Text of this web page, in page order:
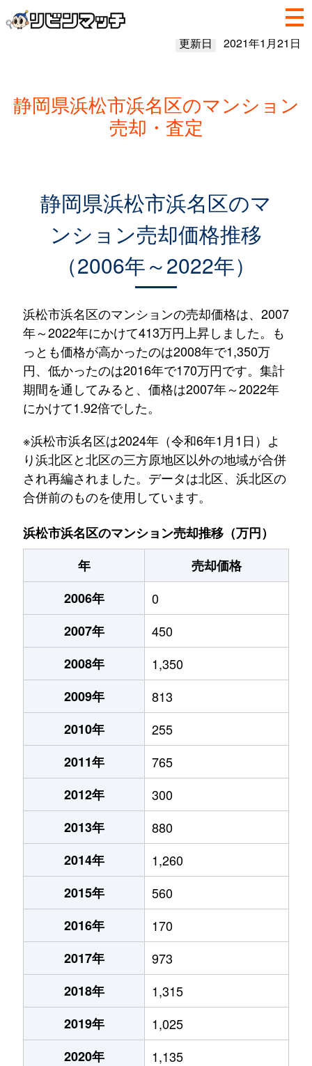
更新日 2021年1月21日
静岡県浜松市浜名区のマンション
売却・査定
静岡県浜松市浜名区のマ
ンション売却価格推移
（2006年～2022年）
浜松市浜名区のマンションの売却価格は、2007
年～2022年にかけて413万円上昇しました。も
っとも価格が高かったのは2008年で1,350万
円、低かったのは2016年で170万円です。集計
期間を通してみると、価格は2007年～2022年
にかけて1.92倍でした。
※浜松市浜名区は2024年（令和6年1月1日）よ
り浜北区と北区の三方原地区以外の地域が合併
され再編されました。データは北区、浜北区の
合併前のものを使用しています。
浜松市浜名区のマンション売却推移（万円）
年
売却価格
2006年
0
2007年
450
2008年
1,350
2009年
813
2010年
255
2011年
765
2012年
300
2013年
880
2014年
1,260
2015年
560
2016年
170
2017年
973
2018年
1,315
2019年
1,025
2020年
1,135